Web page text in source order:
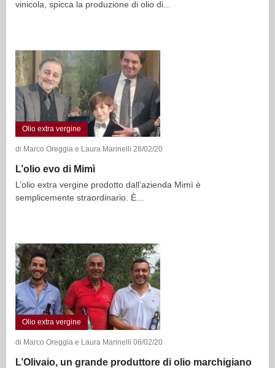
vinicola, spicca la produzione di olio di...
Olio extra vergine
di Marco Oreggia e Laura Marinelli 28/02/20
L’olio evo di Mimì
L’olio extra vergine prodotto dall’azienda Mimì è
semplicemente straordinario. È...
Olio extra vergine
di Marco Oreggia e Laura Marinelli 06/02/20
L’Olivaio, un grande produttore di olio marchigiano